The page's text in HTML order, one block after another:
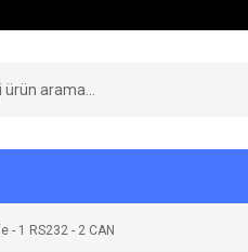
- 1 RS232 - 2 CAN